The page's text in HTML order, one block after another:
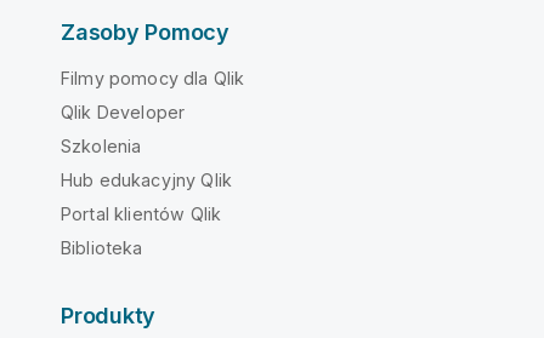
Zasoby Pomocy
Filmy pomocy dla Qlik
Qlik Developer
Szkolenia
Hub edukacyjny Qlik
Portal klientów Qlik
Biblioteka
Produkty